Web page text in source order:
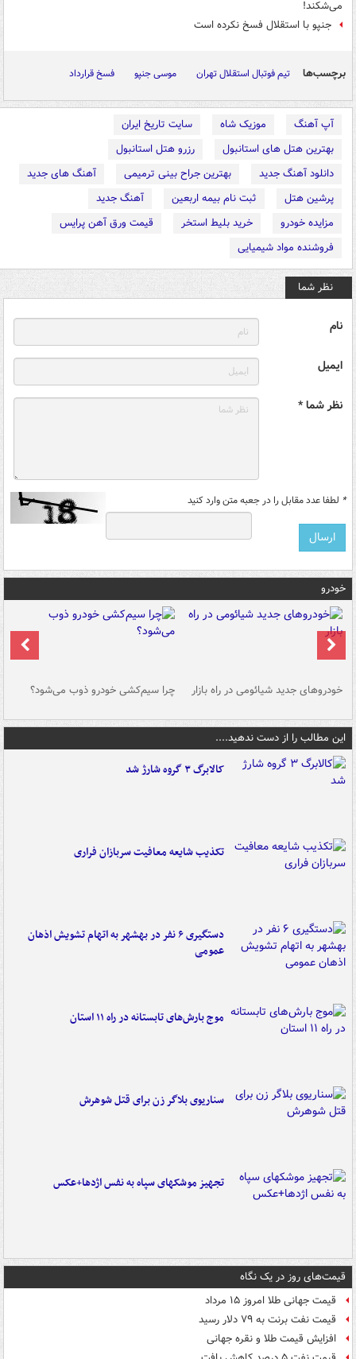
می‌شکند!
جنپو با استقلال فسخ نکرده است
برچسب‌ها تیم فوتبال استقلال تهران موسی جنپو فسخ قرارداد
آپ آهنگ موزیک شاه
سایت تاریخ ایران
بهترین هتل های استانبول
رزرو هتل استانبول
دانلود آهنگ جدید
بهترین جراح بینی ترمیمی
آهنگ های جدید
پرشین هتل
ثبت نام بیمه اربعین
آهنگ جدید
مزایده خودرو
خرید بلیط استخر
قیمت ورق آهن پرایس
فروشنده مواد شیمیایی
نظر شما
نام
ایمیل
نظر شما *
* لطفا عدد مقابل را در جعبه متن وارد کنید
خودرو
خودروهای جدید شیائومی در راه بازار چرا سیم‌کشی خودرو ذوب می‌شود؟
این مطالب را از دست ندهید....
کالابرگ ۳ گروه شارژ شد
تکذیب شایعه معافیت سربازان فراری
دستگیری ۶ نفر در بهشهر به اتهام تشویش اذهان
عمومی
موج بارش‌های تابستانه در راه ۱۱ استان
سناریوی بلاگر زن برای قتل شوهرش
تجهیز موشکهای سپاه به نفس اژدها+عکس
قیمت‌های روز در یک نگاه
قیمت جهانی طلا امروز ۱۵ مرداد
قیمت نفت برنت به ۷۹ دلار رسید
افزایش قیمت طلا و نقره جهانی